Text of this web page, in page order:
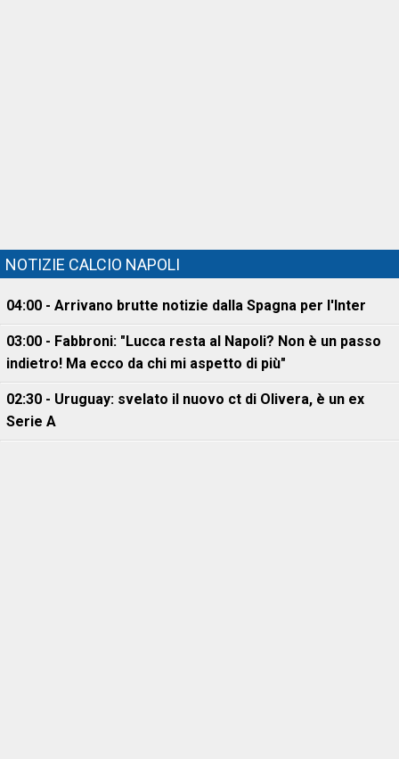
NOTIZIE CALCIO NAPOLI
04:00 - Arrivano brutte notizie dalla Spagna per l'Inter
03:00 - Fabbroni: "Lucca resta al Napoli? Non è un passo
indietro! Ma ecco da chi mi aspetto di più"
02:30 - Uruguay: svelato il nuovo ct di Olivera, è un ex
Serie A